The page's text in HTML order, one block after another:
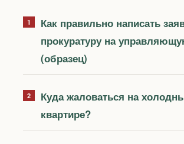
Как правильно написать
прокуратуру на
(образец)
Куда жаловаться на
квартире?